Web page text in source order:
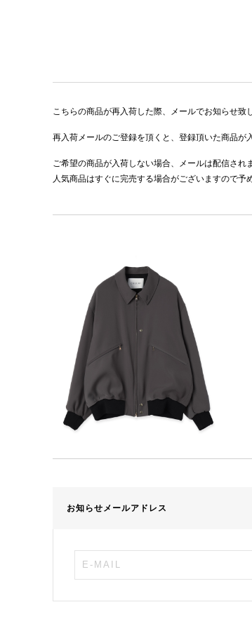
こちらの商品が再入荷した際、メールでお知らせ致
再入荷メールのご登録を頂くと、登録頂いた商品が
ご希望の商品が入荷しない場合、メールは配信され
人気商品はすぐに完売する場合がございますので予
お知らせメールアドレス